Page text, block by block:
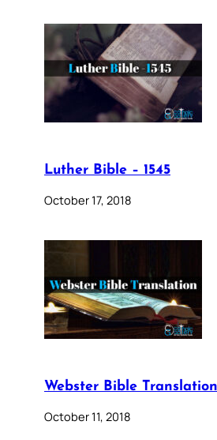
Luther Bible – 1545
October 17, 2018
Webster Bible Translation
October 11, 2018